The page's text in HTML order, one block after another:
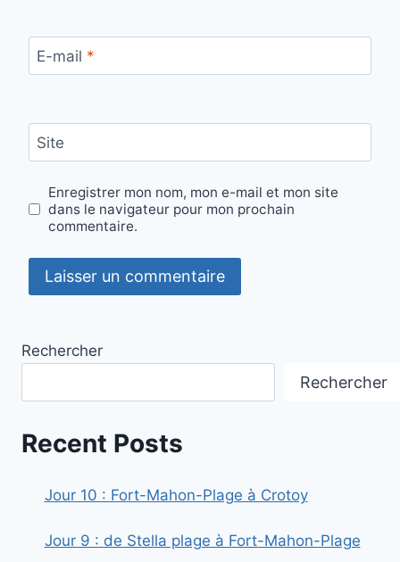
E-mail *
Site
Enregistrer mon nom, mon e-mail et mon site
dans le navigateur pour mon prochain
commentaire.
Rechercher
Rechercher
Recent Posts
Jour 10 : Fort-Mahon-Plage à Crotoy
Jour 9 : de Stella plage à Fort-Mahon-Plage